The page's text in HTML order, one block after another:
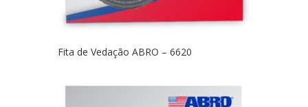
Fita de Vedação ABRO – 6620